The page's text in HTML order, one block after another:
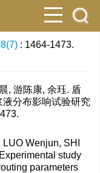
: 1464-1473.
, 游陈康, 余珏. 盾
分布影响试验研究
Wenjun, SHI
study
parameters